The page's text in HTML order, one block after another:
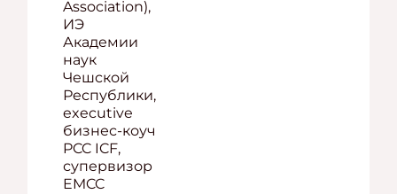
Association),
ИЭ
Академии
наук
Чешской
Республики,
executive
бизнес-коуч
PCC ICF,
супервизор
EMCC